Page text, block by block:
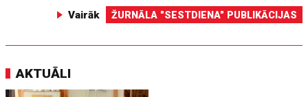
Vairāk ŽURNĀLA "SESTDIENA" PUBLIKĀCIJAS
AKTUĀLI